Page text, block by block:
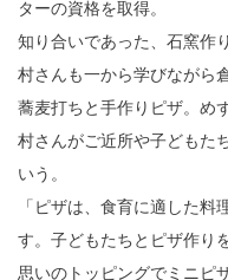
ターの資格を取得。
知り合いであった、石窯作
村さんも一から学びながら
蕎麦打ちと手作りピザ。め
村さんがご近所や子どもた
いう。
「ピザは、食育に適した料
す。子どもたちとピザ作り
思いのトッピングでミニピ